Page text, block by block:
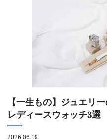
【一生もの】ジュエリ
レディースウォッチ3選
2026.06.19